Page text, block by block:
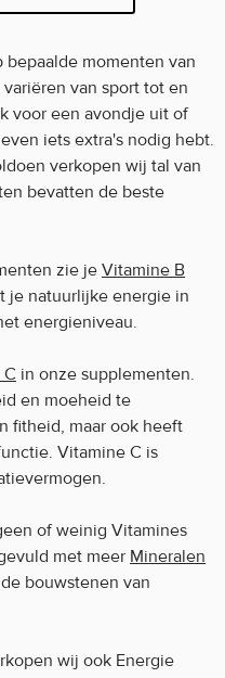
bepaalde momenten van
van sport tot en
voor een avondje uit of
iets extra's nodig hebt.
verkopen wij tal van
bevatten de beste
zie je Vitamine B
je natuurlijke energie in
energieniveau.
C in onze supplementen.
en moeheid te
fitheid, maar ook heeft
Vitamine C is
of weinig Vitamines
met meer Mineralen
bouwstenen van
wij ook Energie